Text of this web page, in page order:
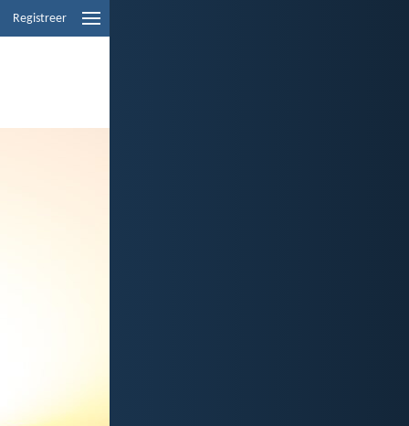
Registreer